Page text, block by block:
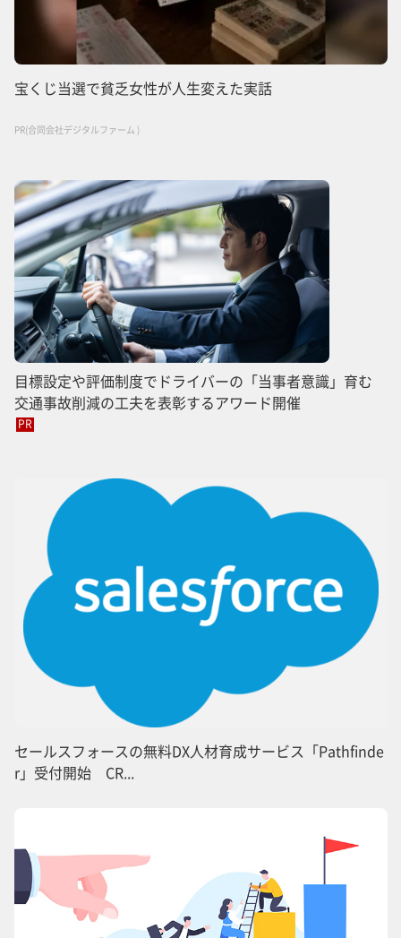
宝くじ当選で貧乏女性が人生変えた実話
PR(合同会社デジタルファーム )
目標設定や評価制度でドライバーの「当事者意識」育む
交通事故削減の工夫を表彰するアワード開催
PR
セールスフォースの無料DX人材育成サービス「Pathfinde
r」受付開始 CR...